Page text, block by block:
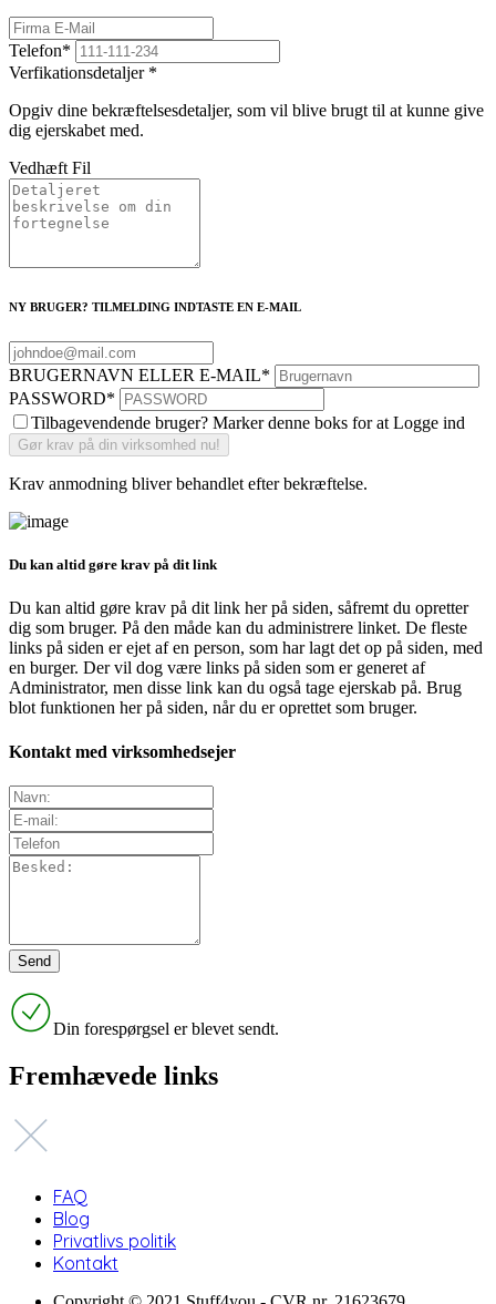
Telefon*
Verfikationsdetaljer *
Opgiv dine bekræftelsesdetaljer, som vil blive brugt til at kunne give
dig ejerskabet med.
Vedhæft Fil
NY BRUGER? TILMELDING INDTASTE EN E-MAIL
BRUGERNAVN ELLER E-MAIL*
PASSWORD*
Tilbagevendende bruger? Marker denne boks for at Logge ind
Krav anmodning bliver behandlet efter bekræftelse.
Du kan altid gøre krav på dit link
Du kan altid gøre krav på dit link her på siden, såfremt du opretter
dig som bruger. På den måde kan du administrere linket. De fleste
links på siden er ejet af en person, som har lagt det op på siden, med
en burger. Der vil dog være links på siden som er generet af
Administrator, men disse link kan du også tage ejerskab på. Brug
blot funktionen her på siden, når du er oprettet som bruger.
Kontakt med virksomhedsejer
Din forespørgsel er blevet sendt.
Fremhævede links
FAQ
Blog
Privatlivs politik
Kontakt